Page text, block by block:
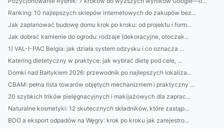
Ranking: 10 najlepszych sklepów internetowych do zakupów bez...
Jak zaplanować budowę domu krok po kroku: od projektu i form...
Jak dobrać kamienie do ogrodu: rodzaje (dekoracyjne, otoczak...
1) VAL-I-PAC Belgia: jak działa system odzysku i co oznacza ...
Katering dietetyczny w praktyce: jak wybrać dietę pod cele, ...
Domki nad Bałtykiem 2026: przewodnik po najlepszych lokaliza...
CBAM: pełna lista towarów objętych mechanizmem i praktyczny ...
20 szybkich trików pielęgnacyjnych i makijażowych dla zaprac...
Naturalne kosmetyki: 12 skutecznych składników, które zastąp...
BDO a eksport odpadów na Węgry: krok po kroku jak zarejestro...